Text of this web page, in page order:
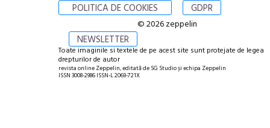
POLITICA DE COOKIES GDPR
NEWSLETTER
© 2026 zeppelin
Toate imaginile si textele de pe acest site sunt protejate de legea
drepturilor de autor
revista online Zeppelin, editată de SG Studio și echipa Zeppelin
ISSN 3008-2986 ISSN-L 2069-721X